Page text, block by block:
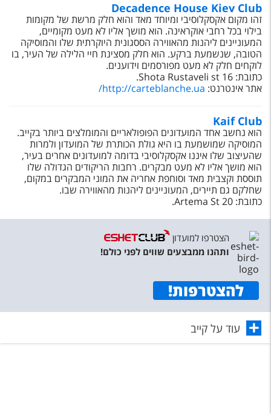
Decadence House Kiev Club
זהו מקום אקסקלוסיבי ומיוחד מאד והוא חלק מרשת של מקומות
בילוי בכל רחבי אוקראינה. הוא מושך אליו לא מעט מקומיים,
המעוניינים ליהנות מהאווירה הססגונית היוקרתית שלו והמוסיקה
הטובה, שנשמעת ברקע. הוא חלק מסצינת חיי הלילה של העיר, בו
לוקחים חלק לא מעט מפורסמים וידוענים.
כתובת: 16 Shota Rustaveli st.
אתר אינטרנט: http://carteblanche.ua/
Kaif Club
הוא נחשב אחד המועדונים הפופולאריים והמומלצים ביותר בקייב.
המוסיקה שמושמעת בו היא גולת הכותרת של המועדון ולמרות
שהעיצוב שלו איננו אקסקלוסיבי בדומה למועדונים אחרים בעיר,
הוא מושך אליו לא מעט מבקרים. רחבות הריקודים הגדולה שלו
תוססת וקצבית מאד וסוחפת אחריה את המוני המבקרים במקום,
שחלקם גם תיירים, המעוניינים ליהנות מהאווירה שבו.
כתובת: 20 Artema St.
הצטרפו למועדון
ותהנו ממבצעים שווים לפני כולם!
להצטרפות!
עוד על קייב